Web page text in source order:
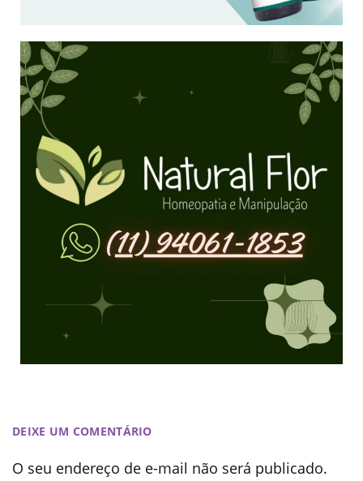
DEIXE UM COMENTÁRIO
O seu endereço de e-mail não será publicado.